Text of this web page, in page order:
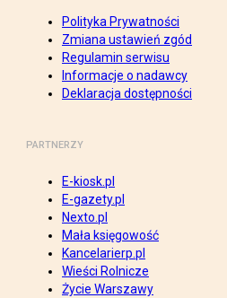
Polityka Prywatności
Zmiana ustawień zgód
Regulamin serwisu
Informacje o nadawcy
Deklaracja dostępności
PARTNERZY
E-kiosk.pl
E-gazety.pl
Nexto.pl
Mała księgowość
Kancelarierp.pl
Wieści Rolnicze
Życie Warszawy